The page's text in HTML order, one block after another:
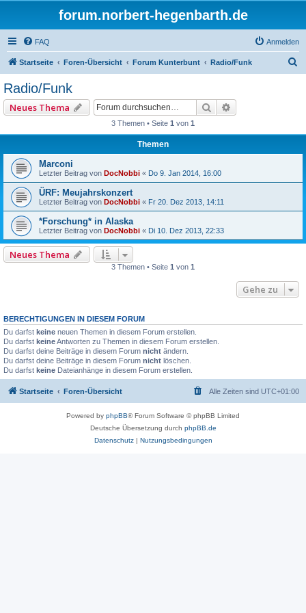
forum.norbert-hegenbarth.de
FAQ Anmelden
Startseite Foren-Übersicht Forum Kunterbunt Radio/Funk
Radio/Funk
Neues Thema Suche
3 Themen • Seite 1 von 1
Themen
Marconi
Letzter Beitrag von DocNobbi « Do 9. Jan 2014, 16:00
ÜRF: Meujahrskonzert
Letzter Beitrag von DocNobbi « Fr 20. Dez 2013, 14:11
*Forschung* in Alaska
Letzter Beitrag von DocNobbi « Di 10. Dez 2013, 22:33
Neues Thema
3 Themen • Seite 1 von 1
Gehe zu
BERECHTIGUNGEN IN DIESEM FORUM
Du darfst keine neuen Themen in diesem Forum erstellen.
Du darfst keineAntworten zu Themen in diesem Forum erstellen.
Du darfst deine Beiträge in diesem Forum nicht ändern.
Du darfst deine Beiträge in diesem Forum nicht löschen.
Du darfst keine Dateianhänge in diesem Forum erstellen.
Startseite Foren-Übersicht Alle Zeiten sind UTC+01:00
Powered by phpBB® Forum Software © phpBB Limited
Deutsche Übersetzung durch phpBB.de
Datenschutz| Nutzungsbedingungen